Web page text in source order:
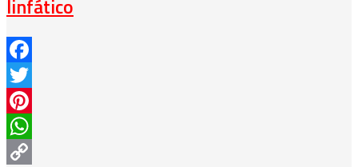
linfático
Facebook
Twitter
Pinterest
WhatsApp